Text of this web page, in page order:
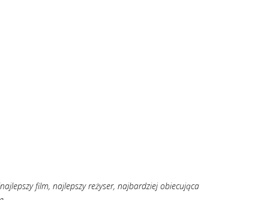
film, najlepszy reżyser, najbardziej obiecująca